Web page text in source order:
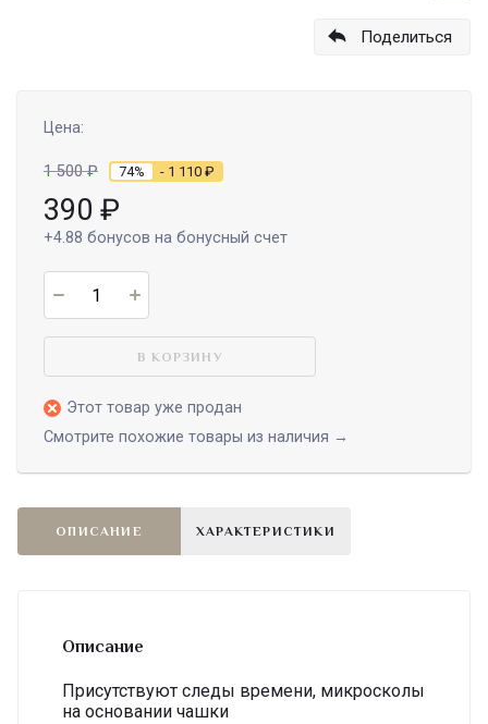
Поделиться
Цена:
1 500₽ 74% - 1 110 ₽
390 ₽
+4.88 бонусов на бонусный счет
В КОРЗИНУ
Этот товар уже продан
Смотрите похожие товары из наличия →
ОПИСАНИЕ ХАРАКТЕРИСТИКИ
Описание
Присутствуют следы времени, микросколы
на основании чашки